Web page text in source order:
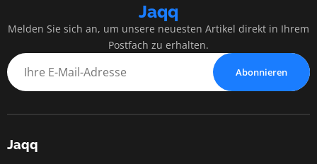
Jaqq
Melden Sie sich an, um unsere neuesten Artikel direkt in Ihrem
Postfach zu erhalten.
Abonnieren
Jaqq